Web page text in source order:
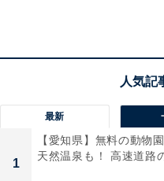
筆者がカズチーを知った
す。「どうやらレア商品
ミングでカルディのオン
チーはありました（今思
だったのだと思います）
最新
1
【愛知県】無料の動物
天然温泉も！ 高速道路